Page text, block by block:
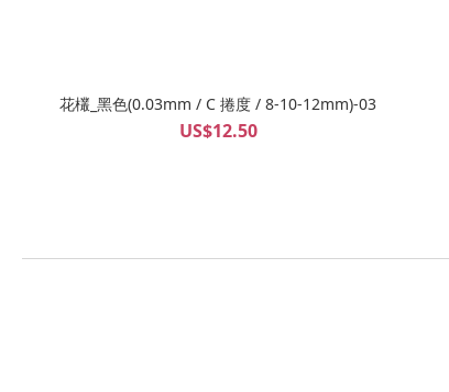
花欉_黑色(0.03mm / C 捲度 / 8-10-12mm)-03
US$12.50